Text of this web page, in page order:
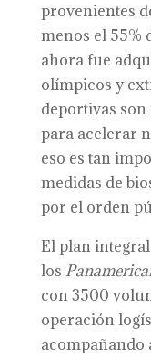
provenientes
menos el 55%
ahora fue
olímpicos y
deportivas
para acelerar
eso es tan
medidas de
por el orden
El plan
los
con 3500
operación
acompañando